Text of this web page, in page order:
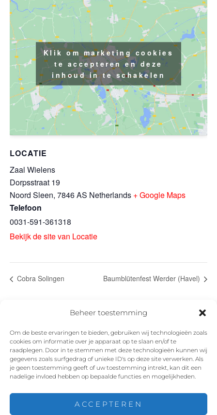
Beheer toestemming
Om de beste ervaringen te bieden, gebruiken wij technologieën zoals
cookies om informatie over je apparaat op te slaan en/of te
raadplegen. Door in te stemmen met deze technologieën kunnen wij
gegevens zoals surfgedrag of unieke ID's op deze site verwerken. Als
je geen toestemming geeft of uw toestemming intrekt, kan dit een
nadelige invloed hebben op bepaalde functies en mogelijkheden.
ACCEPTEREN
LOCATIE
Zaal Wielens
Dorpsstraat 19
Noord Sleen, 7846 AS Netherlands + Google Maps
Telefoon
0031-591-361318
Bekijk de site van Locatie
Klik om marketing cookies
te accepteren en deze
inhoud in te schakelen
Cobra Solingen Baumblütenfest Werder (Havel)
Facebook
Instagram
Twitter
YouTube